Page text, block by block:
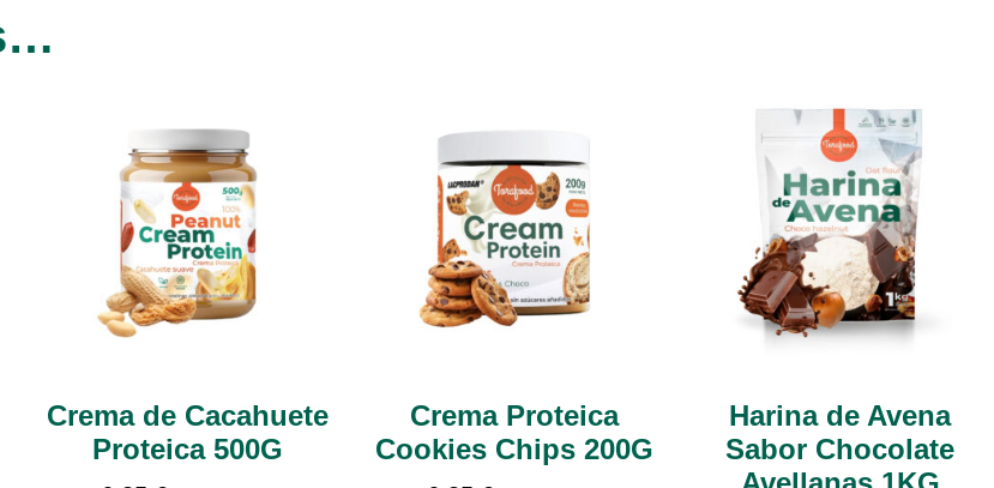
Crema de Cacahuete
Proteica 500G
Crema Proteica
Cookies Chips 200G
Harina de Avena
Sabor Chocolate